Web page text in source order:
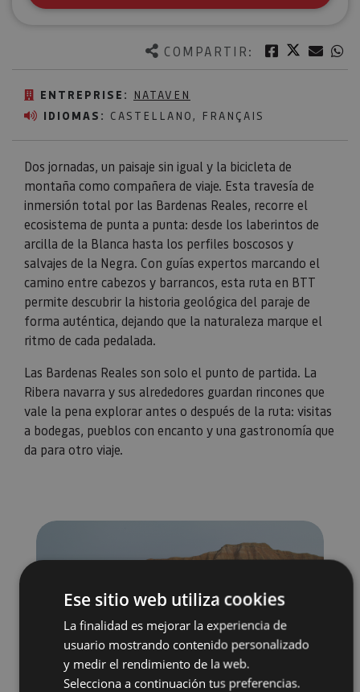
COMPARTIR: Facebook
Twitter
ENTREPRISE: NATAVEN
IDIOMAS: CASTELLANO, FRANÇAIS
Dos jornadas, un paisaje sin igual y la bicicleta de
montaña como compañera de viaje. Esta travesía de
inmersión total por las Bardenas Reales, recorre el
ecosistema de punta a punta: desde los laberintos de
arcilla de la Blanca hasta los perfiles boscosos y
salvajes de la Negra. Con guías expertos marcando el
camino entre cabezos y barrancos, esta ruta en BTT
permite descubrir la historia geológica del paraje de
forma auténtica, dejando que la naturaleza marque el
ritmo de cada pedalada.
Las Bardenas Reales son solo el punto de partida. La
Ribera navarra y sus alrededores guardan rincones que
vale la pena explorar antes o después de la ruta: visitas
a bodegas, pueblos con encanto y una gastronomía que
da para otro viaje.
Ese sitio web utiliza cookies
La finalidad es mejorar la experiencia de
usuario mostrando contenido personalizado
y medir el rendimiento de la web.
Selecciona a continuación tus preferencias.